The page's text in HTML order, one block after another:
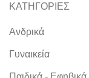
ΚΑΤΗΓΟΡΙΕΣ
Ανδρικά
Γυναικεία